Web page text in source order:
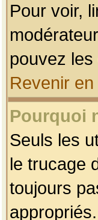
Pour voir,
pouvez
Revenir
Pourquoi
Seuls les
le trucage
toujours
appropriés.